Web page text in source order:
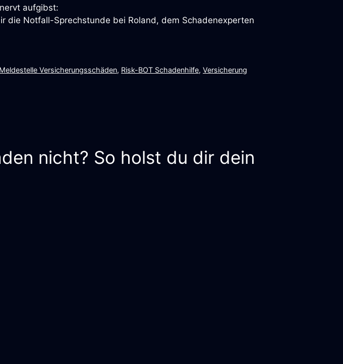
aufgibst:
die Notfall-Sprechstunde bei Roland, dem Schadenexperten
Meldestelle Versicherungsschäden, Risk-BOT Schadenhilfe,Versicherung
nicht? So holst du dir dein